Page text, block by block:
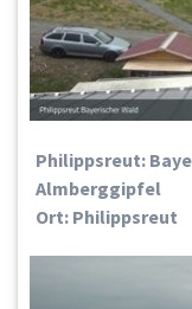
Philippsreut:
Almberggipfel
Ort: Philippsreut